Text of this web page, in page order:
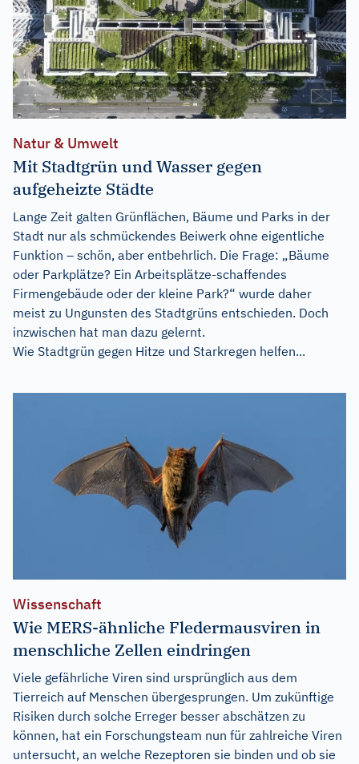
Natur & Umwelt
Mit Stadtgrün und Wasser gegen
aufgeheizte Städte
Lange Zeit galten Grünflächen, Bäume und Parks in der
Stadt nur als schmückendes Beiwerk ohne eigentliche
Funktion – schön, aber entbehrlich. Die Frage: „Bäume
oder Parkplätze? Ein Arbeitsplätze-schaffendes
Firmengebäude oder der kleine Park?“ wurde daher
meist zu Ungunsten des Stadtgrüns entschieden. Doch
inzwischen hat man dazu gelernt.
Wie Stadtgrün gegen Hitze und Starkregen helfen...
Wissenschaft
Wie MERS-ähnliche Fledermausviren in
menschliche Zellen eindringen
Viele gefährliche Viren sind ursprünglich aus dem
Tierreich auf Menschen übergesprungen. Um zukünftige
Risiken durch solche Erreger besser abschätzen zu
können, hat ein Forschungsteam nun für zahlreiche Viren
untersucht, an welche Rezeptoren sie binden und ob sie